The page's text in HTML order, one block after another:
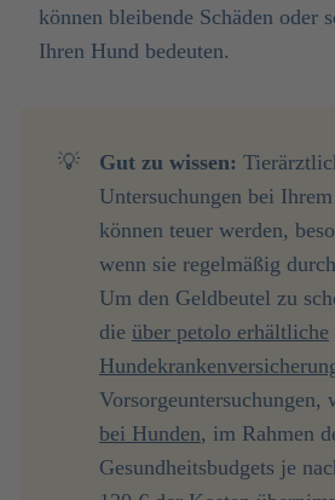
können bleibende Schäden oder
Ihren Hund bedeuten.
💡 Gut zu wissen:
Untersuchungen bei
können teuer werden,
wenn sie regelmäßig
Um den Geldbeutel zu
die über petolo erhältliche
Vorsorgeuntersuchungen,
bei Hunden, im Rahmen
Gesundheitsbudgets je